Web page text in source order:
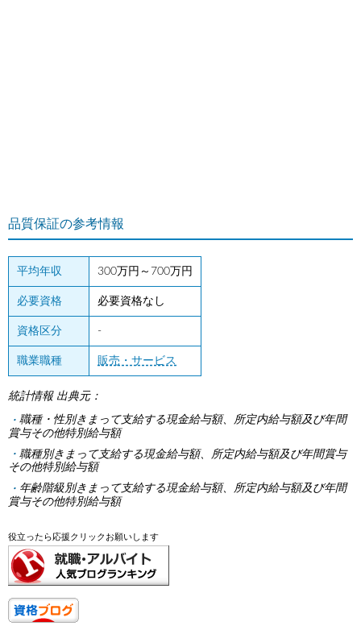
品質保証の参考情報
平均年収 300万円～700万円
必要資格 必要資格なし
資格区分 -
職業職種 販売・サービス
統計情報 出典元：
職種・性別きまって支給する現金給与額、所定内給与額及び年間
賞与その他特別給与額
職種別きまって支給する現金給与額、所定内給与額及び年間賞与
その他特別給与額
年齢階級別きまって支給する現金給与額、所定内給与額及び年間
賞与その他特別給与額
役立ったら応援クリックお願いします